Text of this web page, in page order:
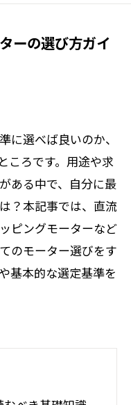
ーの選び方ガイ
に選べば良いのか、
ころです。用途や求
ある中で、自分に最
？本記事では、直流
ピングモーターなど
のモーター選びをす
基本的な選定基準を